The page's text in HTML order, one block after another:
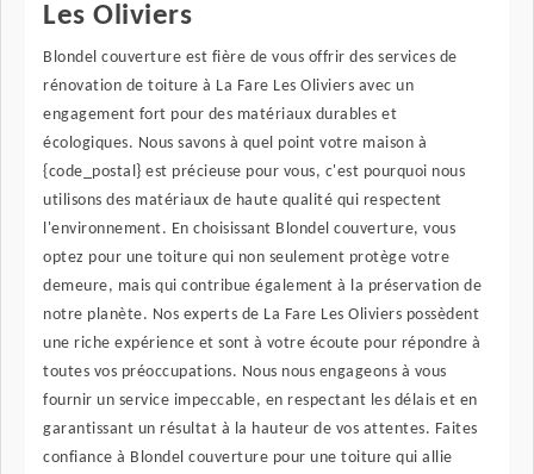
Les Oliviers
Blondel couverture est fière de vous offrir des services de
rénovation de toiture à La Fare Les Oliviers avec un
engagement fort pour des matériaux durables et
écologiques. Nous savons à quel point votre maison à
{code_postal} est précieuse pour vous, c'est pourquoi nous
utilisons des matériaux de haute qualité qui respectent
l'environnement. En choisissant Blondel couverture, vous
optez pour une toiture qui non seulement protège votre
demeure, mais qui contribue également à la préservation de
notre planète. Nos experts de La Fare Les Oliviers possèdent
une riche expérience et sont à votre écoute pour répondre à
toutes vos préoccupations. Nous nous engageons à vous
fournir un service impeccable, en respectant les délais et en
garantissant un résultat à la hauteur de vos attentes. Faites
confiance à Blondel couverture pour une toiture qui allie